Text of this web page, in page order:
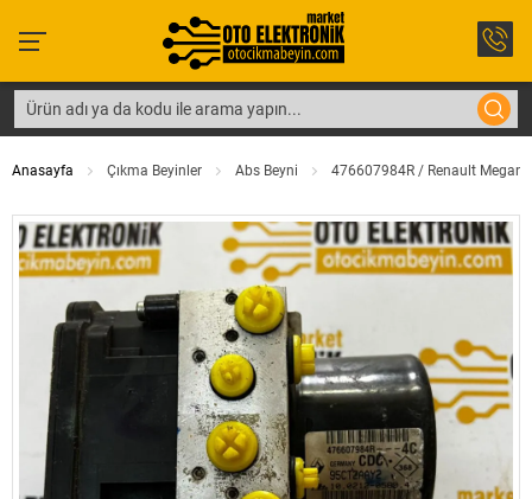
Anasayfa Çıkma Beyinler Abs Beyni 476607984R / Renault